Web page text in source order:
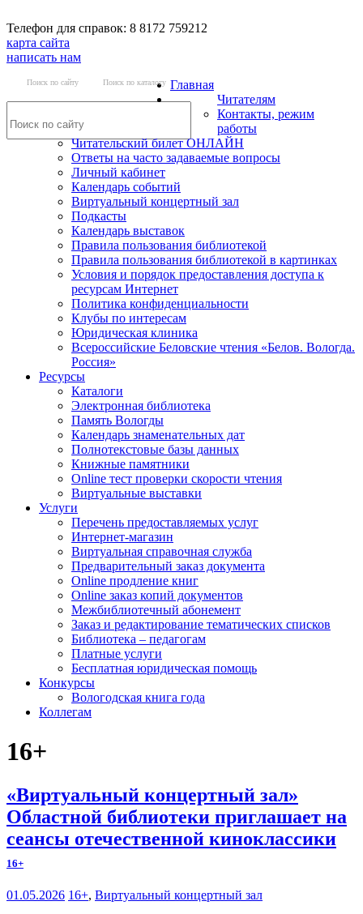
Телефон для справок: 8 8172 759212
карта сайта
написать нам
Поиск по сайту Поиск по каталогу Главная
Читателям
Контакты, режим
работы
Читательский билет ОНЛАЙН
Ответы на часто задаваемые вопросы
Личный кабинет
Календарь событий
Виртуальный концертный зал
Подкасты
Календарь выставок
Правила пользования библиотекой
Правила пользования библиотекой в картинках
Условия и порядок предоставления доступа к
ресурсам Интернет
Политика конфиденциальности
Клубы по интересам
Юридическая клиника
Всероссийские Беловские чтения «Белов. Вологда.
Россия»
Ресурсы
Каталоги
Электронная библиотека
Память Вологды
Календарь знаменательных дат
Полнотекстовые базы данных
Книжные памятники
Online тест проверки скорости чтения
Виртуальные выставки
Услуги
Перечень предоставляемых услуг
Интернет-магазин
Виртуальная справочная служба
Предварительный заказ документа
Online продление книг
Online заказ копий документов
Межбиблиотечный абонемент
Заказ и редактирование тематических списков
Библиотека – педагогам
Платные услуги
Бесплатная юридическая помощь
Конкурсы
Вологодская книга года
Коллегам
16+
«Виртуальный концертный зал»
Областной библиотеки приглашает на
сеансы отечественной киноклассики
16+
01.05.2026 16+, Виртуальный концертный зал